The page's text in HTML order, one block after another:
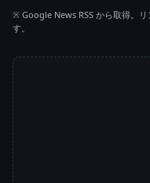
※ Google News RSS から取得。
す。